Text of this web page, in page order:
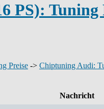
PS): Tuning
Preise -> Chiptuning Audi:
Nachricht